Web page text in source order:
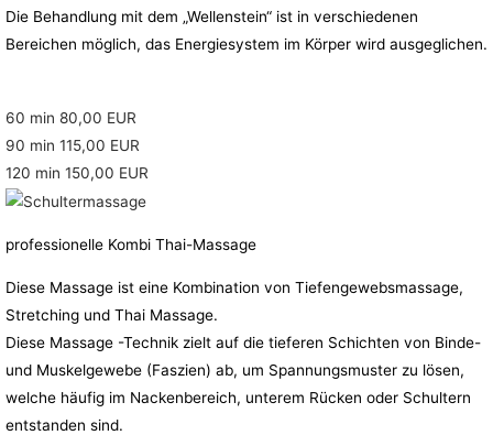
Die Behandlung mit dem „Wellenstein“ ist in verschiedenen
Bereichen möglich, das Energiesystem im Körper wird ausgeglichen.
60 min 80,00 EUR
90 min 115,00 EUR
120 min 150,00 EUR
professionelle Kombi Thai-Massage
Diese Massage ist eine Kombination von Tiefengewebsmassage,
Stretching und Thai Massage.
Diese Massage -Technik zielt auf die tieferen Schichten von Binde-
und Muskelgewebe (Faszien) ab, um Spannungsmuster zu lösen,
welche häufig im Nackenbereich, unterem Rücken oder Schultern
entstanden sind.